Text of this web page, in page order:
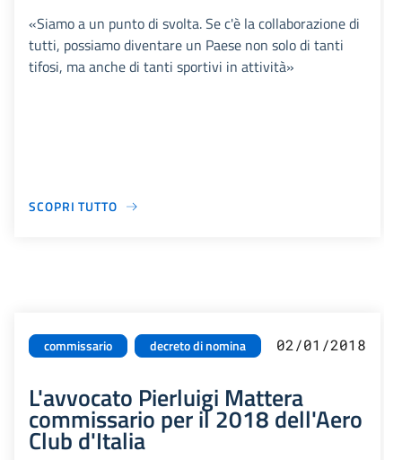
«Siamo a un punto di svolta. Se c'è la collaborazione di
tutti, possiamo diventare un Paese non solo di tanti
tifosi, ma anche di tanti sportivi in attività»
SCOPRI TUTTO
commissario decreto di nomina 02/01/2018
L'avvocato Pierluigi Mattera
commissario per il 2018 dell'Aero
Club d'Italia